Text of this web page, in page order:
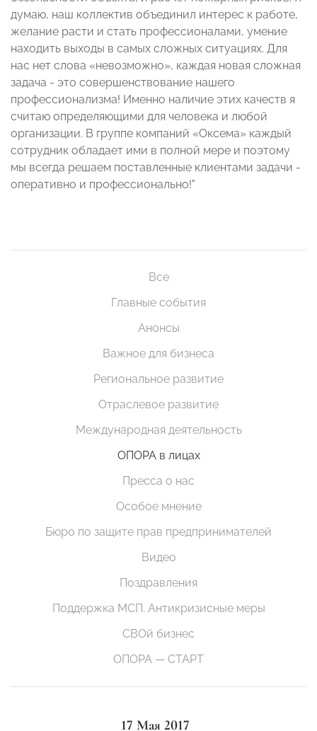
думаю, наш коллектив объединил интерес к работе,
желание расти и стать профессионалами, умение
находить выходы в самых сложных ситуациях. Для
нас нет слова «невозможно», каждая новая сложная
задача - это совершенствование нашего
профессионализма! Именно наличие этих качеств я
считаю определяющими для человека и любой
организации. В группе компаний «Оксема» каждый
сотрудник обладает ими в полной мере и поэтому
мы всегда решаем поставленные клиентами задачи -
оперативно и профессионально!"
Все
Главные события
Анонсы
Важное для бизнеса
Региональное развитие
Отраслевое развитие
Международная деятельность
ОПОРА в лицах
Пресса о нас
Особое мнение
Бюро по защите прав предпринимателей
Видео
Поздравления
Поддержка МСП. Антикризисные меры
СВОй бизнес
ОПОРА — СТАРТ
17 Мая 2017